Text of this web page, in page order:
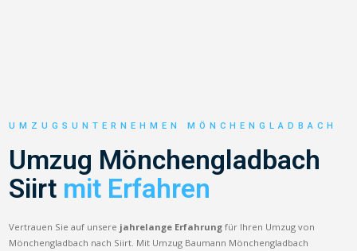
UMZUGSUNTERNEHMEN MÖNCHENGLADBACH
Umzug Mönchengladbach
Siirt mit Erfahren
Vertrauen Sie auf unsere jahrelange Erfahrung für Ihren Umzug von
Mönchengladbach nach Siirt. Mit Umzug Baumann Mönchengladbach